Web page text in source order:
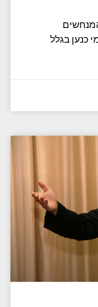
כנען בגלל